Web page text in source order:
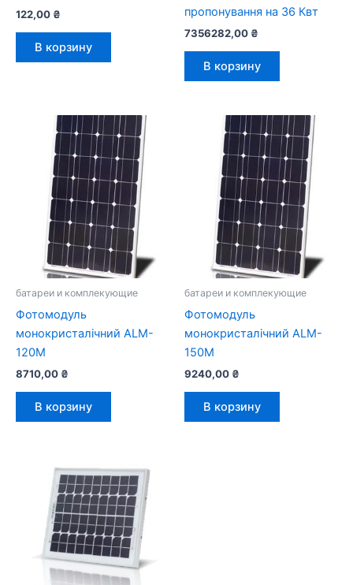
122,00 ₴
В корзину
пропонування на 36 Квт
7356282,00 ₴
В корзину
батареи и комплекующие
Фотомодуль
монокристалічний ALM-
120М
8710,00 ₴
В корзину
батареи и комплекующие
Фотомодуль
монокристалічний ALM-
150M
9240,00 ₴
В корзину